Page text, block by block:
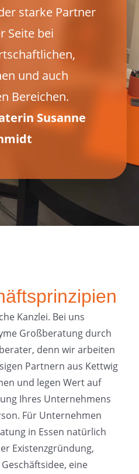
starke Partner
Seite bei
und auch
Bereichen.
Susanne
Kanzlei. Bei uns
Großberatung durch
denn wir arbeiten
Partnern aus Kettwig
und legen Wert auf
Ihres Unternehmens
Für Unternehmen
in Essen natürlich
Existenzgründung,
eine